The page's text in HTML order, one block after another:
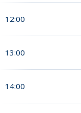
12:00
13:00
14:00